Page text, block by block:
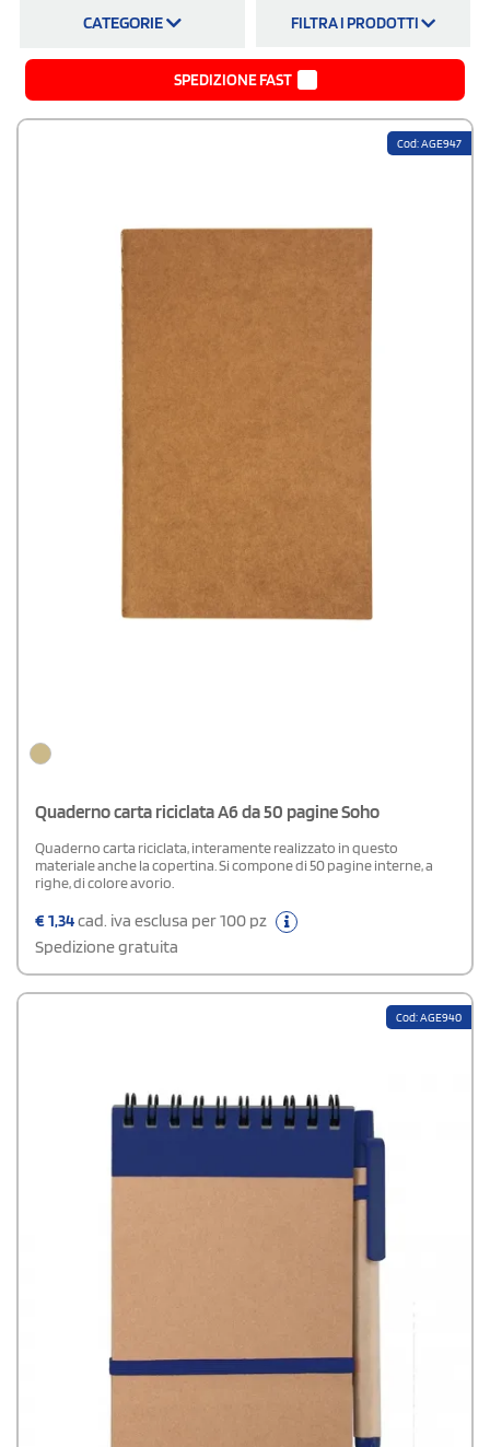
CATEGORIE FILTRA I PRODOTTI
SPEDIZIONE FAST
Cod: AGE947
Quaderno carta riciclata A6 da 50 pagine Soho
Quaderno carta riciclata, interamente realizzato in questo
materiale anche la copertina. Si compone di 50 pagine interne, a
righe, di colore avorio.
€1,34cad. iva esclusa per 100 pz
Spedizione gratuita
Cod: AGE940